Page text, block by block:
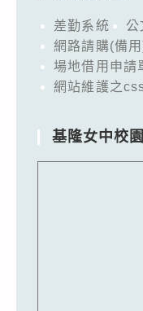
差勤系統 公
網路請購(備
場地借用申請
網站維護之
基隆女中校